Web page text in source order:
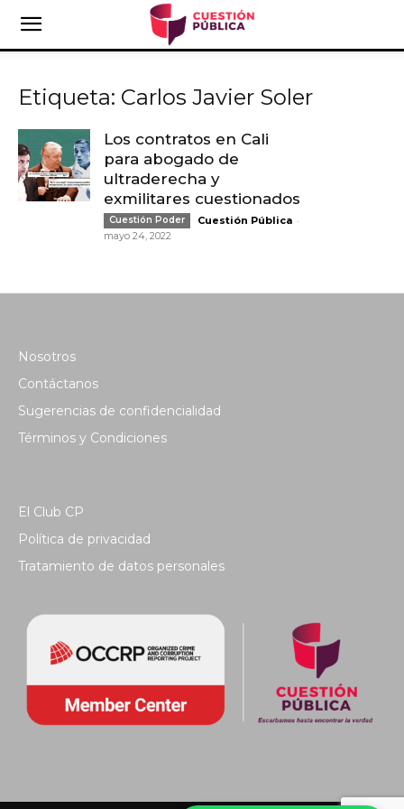
Etiqueta: Carlos Javier Soler
Los contratos en Cali
para abogado de
ultraderecha y
exmilitares cuestionados
Cuestión Poder Cuestión Pública -
mayo 24, 2022
Nosotros
Contáctanos
Sugerencias de confidencialidad
Términos y Condiciones
El Club CP
Política de privacidad
Tratamiento de datos personales